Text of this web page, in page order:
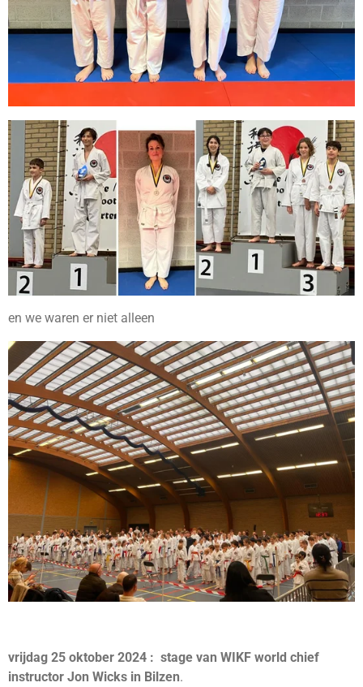
en we waren er niet alleen
vrijdag 25 oktober 2024 : stage van WIKF world chief
instructor Jon Wicks in Bilzen.